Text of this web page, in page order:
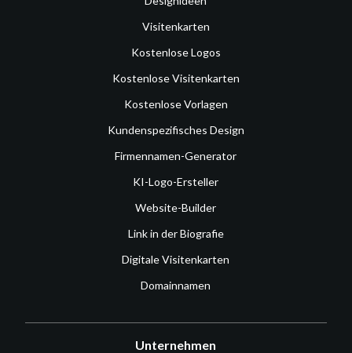
Visitenkarten
Kostenlose Logos
Kostenlose Visitenkarten
Kostenlose Vorlagen
Kundenspezifisches Design
Firmennamen-Generator
KI-Logo-Ersteller
Website-Builder
Link in der Biografie
Digitale Visitenkarten
Domainnamen
Unternehmen